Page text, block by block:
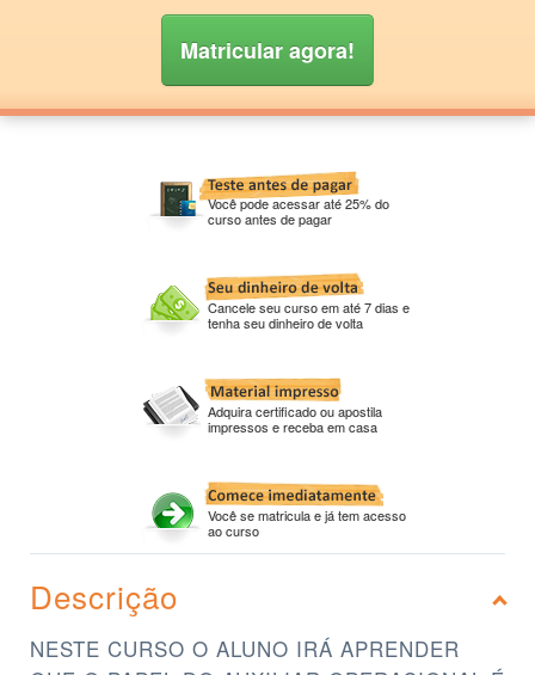
Matricular agora!
Você pode acessar até 25% do
curso antes de pagar
Cancele seu curso em até 7 dias e
tenha seu dinheiro de volta
Adquira certificado ou apostila
impressos e receba em casa
Você se matricula e já tem acesso
ao curso
Descrição
NESTE CURSO O ALUNO IRÁ APRENDER